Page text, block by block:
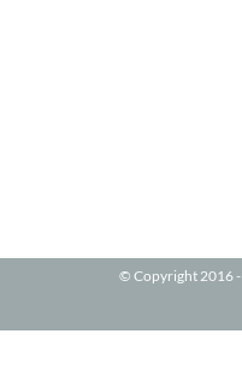
© Copyright 2016 -